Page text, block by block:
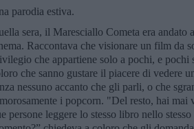
parodia estiva.
sera, il Maresciallo Cometa era andato
Raccontava che visionare un film da
che appartiene solo a pochi, e pochi
che sanno gustare il piacere di vedere
nessuno accanto che gli parli, o che
i popcorn. "Del resto, hai mai
persone leggere lo stesso libro nello stesso